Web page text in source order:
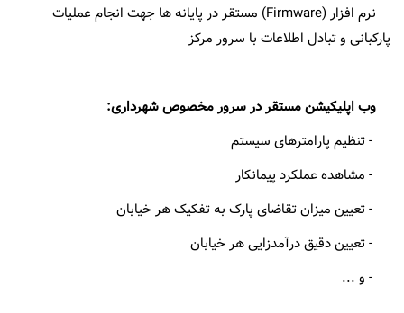
نرم ‏افزار (Firmware) مستقر در پايانه‏ ها جهت انجام عملیات
پارکبانی و تبادل اطلاعات با سرور مرکز
وب اپلیکیشن مستقر در سرور مخصوص شهرداری:
- تنظیم پارامترهای سیستم
- مشاهده عملکرد پیمانکار
- تعیین میزان تقاضای پارک به تفکیک هر خیابان
- تعیین دقیق درآمدزایی هر خیابان
- و ...